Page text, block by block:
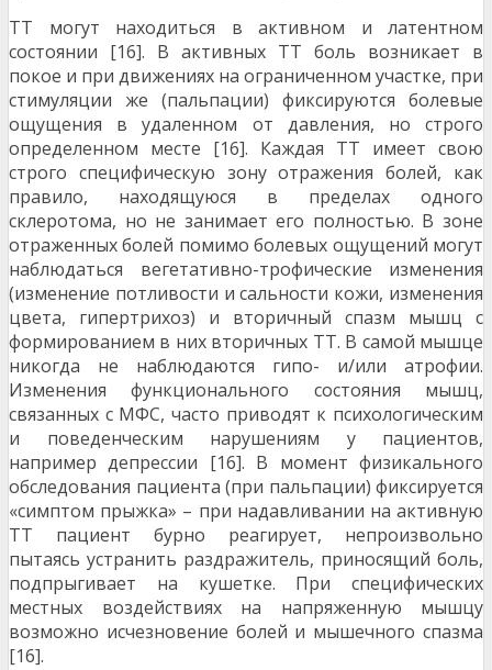
ТТ могут находиться в активном и латентном
состоянии [16]. В активных ТТ боль возникает в
покое и при движениях на ограниченном участке, при
стимуляции же (пальпации) фиксируются болевые
ощущения в удаленном от давления, но строго
определенном месте [16]. Каждая ТТ имеет свою
строго специфическую зону отражения болей, как
правило, находящуюся в пределах одного
склеротома, но не занимает его полностью. В зоне
отраженных болей помимо болевых ощущений могут
наблюдаться вегетативно-трофические изменения
(изменение потливости и сальности кожи, изменения
цвета, гипертрихоз) и вторичный спазм мышц с
формированием в них вторичных ТТ. В самой мышце
никогда не наблюдаются гипо- и/или атрофии.
Изменения функционального состояния мышц,
связанных с МФС, часто приводят к психологическим
и поведенческим нарушениям у пациентов,
например депрессии [16]. В момент физикального
обследования пациента (при пальпации) фиксируется
«симптом прыжка» – при надавливании на активную
ТТ пациент бурно реагирует, непроизвольно
пытаясь устранить раздражитель, приносящий боль,
подпрыгивает на кушетке. При специфических
местных воздействиях на напряженную мышцу
возможно исчезновение болей и мышечного спазма
[16].